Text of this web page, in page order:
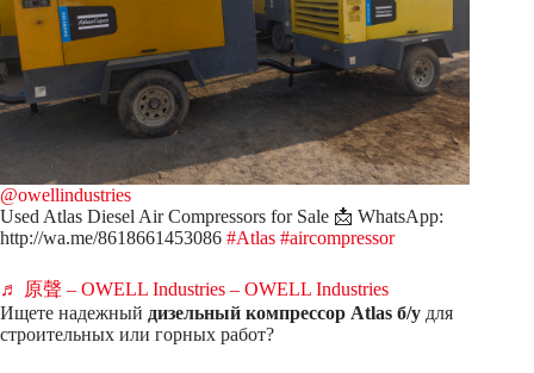
@owellindustries
Used Atlas Diesel Air Compressors for Sale 📩 WhatsApp:
http://wa.me/8618661453086 #Atlas #aircompressor
♬ 原聲 – OWELL Industries – OWELL Industries
Ищете надежный дизельный компрессор Atlas б/у для
строительных или горных работ?